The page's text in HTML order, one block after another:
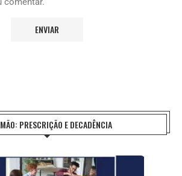
PRESCRIÇÃO E DECADÊNCIA